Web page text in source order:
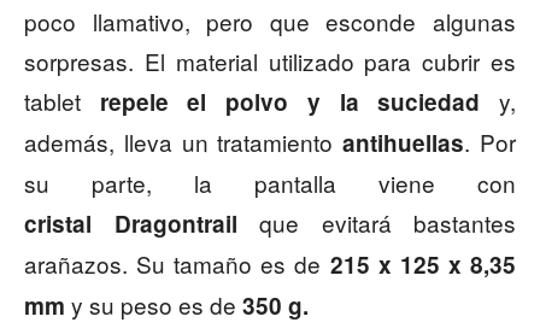
poco llamativo, pero que esconde algunas
sorpresas. El material utilizado para cubrir es
tablet repele el polvo y la suciedad y,
además, lleva un tratamientoantihuellas. Por
su parte, la pantalla viene con
cristal Dragontrail que evitará bastantes
arañazos. Su tamaño es de 215 x 125 x 8,35
mm y su peso es de 350 g.